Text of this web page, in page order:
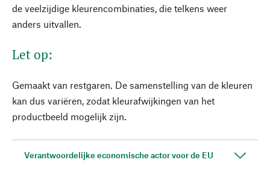
de veelzijdige kleurencombinaties, die telkens weer
anders uitvallen.
Let op:
Gemaakt van restgaren. De samenstelling van de kleuren
kan dus variëren, zodat kleurafwijkingen van het
productbeeld mogelijk zijn.
Verantwoordelijke economische actor voor de EU